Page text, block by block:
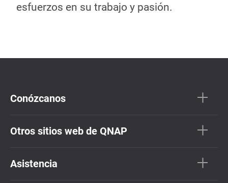
esfuerzos en su trabajo y pasión.
Conózcanos
Otros sitios web de QNAP
Asistencia